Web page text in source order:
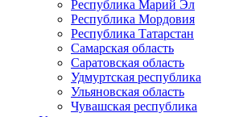
Республика Марий Эл
Республика Мордовия
Республика Татарстан
Самарская область
Саратовская область
Удмуртская республика
Ульяновская область
Чувашская республика